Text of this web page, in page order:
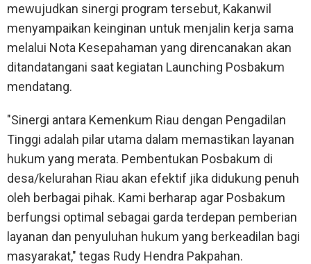
mewujudkan sinergi program tersebut, Kakanwil
menyampaikan keinginan untuk menjalin kerja sama
melalui Nota Kesepahaman yang direncanakan akan
ditandatangani saat kegiatan Launching Posbakum
mendatang.
"Sinergi antara Kemenkum Riau dengan Pengadilan
Tinggi adalah pilar utama dalam memastikan layanan
hukum yang merata. Pembentukan Posbakum di
desa/kelurahan Riau akan efektif jika didukung penuh
oleh berbagai pihak. Kami berharap agar Posbakum
berfungsi optimal sebagai garda terdepan pemberian
layanan dan penyuluhan hukum yang berkeadilan bagi
masyarakat," tegas Rudy Hendra Pakpahan.